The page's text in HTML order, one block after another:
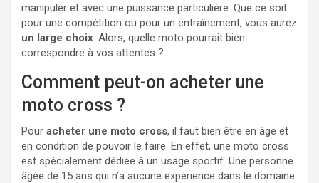
manipuler et avec une puissance particulière. Que ce soit
pour une compétition ou pour un entraînement, vous aurez
un large choix. Alors, quelle moto pourrait bien
correspondre à vos attentes ?
Comment peut-on acheter une
moto cross ?
Pour acheter une moto cross, il faut bien être en âge et
en condition de pouvoir le faire. En effet, une moto cross
est spécialement dédiée à un usage sportif. Une personne
âgée de 15 ans qui n’a aucune expérience dans le domaine